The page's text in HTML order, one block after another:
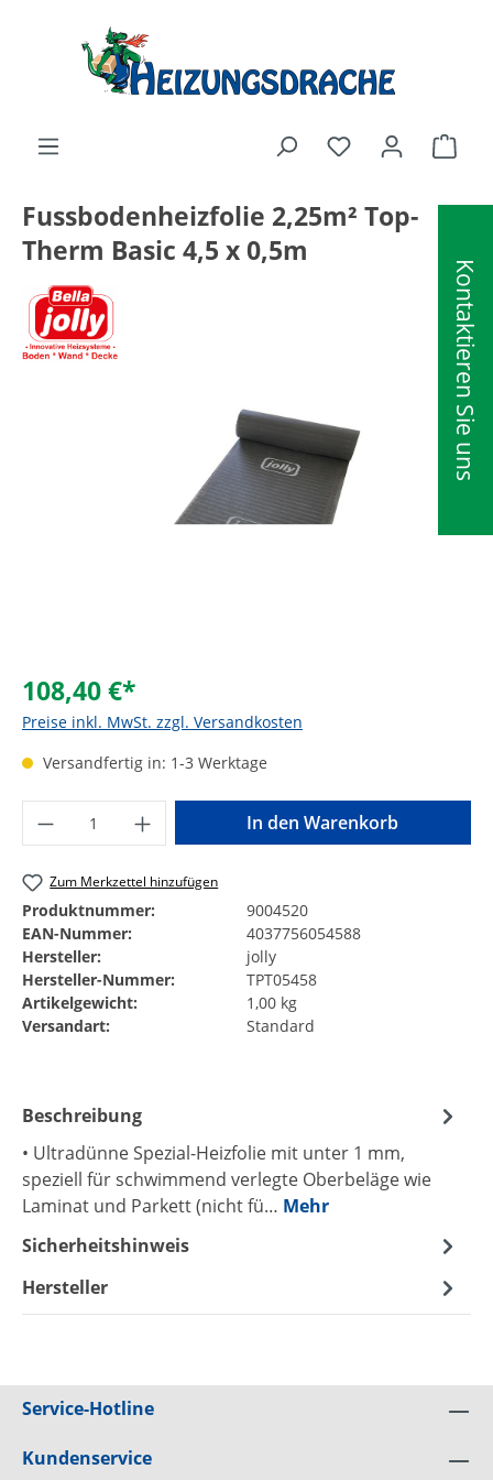
Kontaktieren Sie uns
Fussbodenheizfolie 2,25m² Top-
Therm Basic 4,5 x 0,5m
108,40 €*
Preise inkl. MwSt. zzgl. Versandkosten
Versandfertig in: 1-3 Werktage
Produkt Anzahl: Gib den gewünschten
In den Warenkorb
Zum Merkzettel hinzufügen
Produktnummer:
9004520
EAN-Nummer:
4037756054588
Hersteller:
jolly
Hersteller-Nummer:
TPT05458
Artikelgewicht:
1,00 kg
Versandart:
Standard
Beschreibung
• Ultradünne Spezial-Heizfolie mit unter 1 mm,
speziell für schwimmend verlegte Oberbeläge wie
Laminat und Parkett (nicht fü… Mehr
Sicherheitshinweis
Hersteller
Service-Hotline
Kundenservice